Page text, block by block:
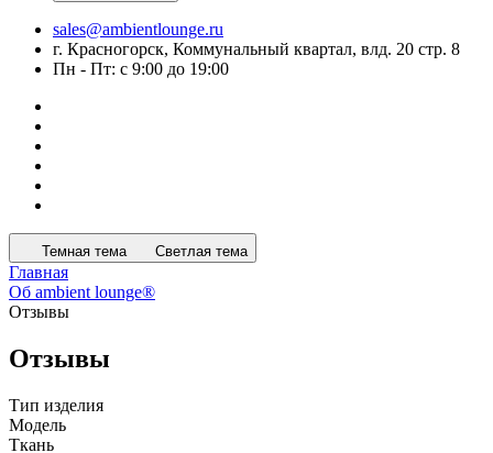
sales@ambientlounge.ru
г. Красногорск, Коммунальный квартал, влд. 20 стр. 8
Пн - Пт: с 9:00 до 19:00
Темная тема Светлая тема
Главная
Об ambient lounge®
Отзывы
Отзывы
Тип изделия
Модель
Ткань